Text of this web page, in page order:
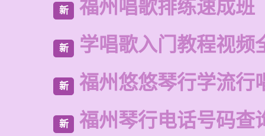
新 福州唱歌排练速成班
新 学唱歌入门教程视频
新 福州悠悠琴行学流行
新 福州琴行电话号码查